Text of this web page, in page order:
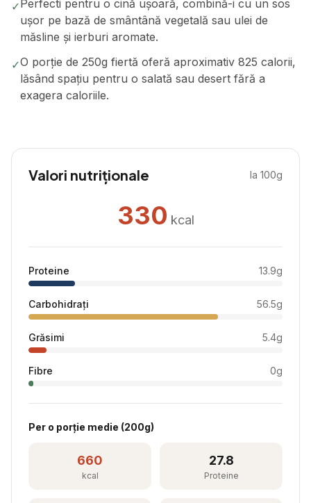
✓Perfecti pentru o cină ușoară, combină-i cu un sos
ușor pe bază de smântână vegetală sau ulei de
măsline și ierburi aromate.
✓O porție de 250g fiertă oferă aproximativ 825 calorii,
lăsând spațiu pentru o salată sau desert fără a
exagera caloriile.
Valori nutriționale la 100g
330 kcal
Proteine 13.9g
Carbohidrați 56.5g
Grăsimi 5.4g
Fibre 0g
Per o porție medie (200g)
660
kcal
27.8
Proteine